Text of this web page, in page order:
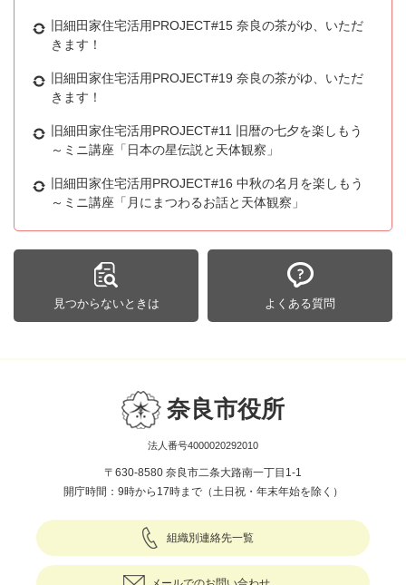
旧細田家住宅活用PROJECT#15 奈良の茶がゆ、いただ
きます！
旧細田家住宅活用PROJECT#19 奈良の茶がゆ、いただ
きます！
旧細田家住宅活用PROJECT#11 旧暦の七夕を楽しもう
～ミニ講座「日本の星伝説と天体観察」
旧細田家住宅活用PROJECT#16 中秋の名月を楽しもう
～ミニ講座「月にまつわるお話と天体観察」
見つからないときは よくある質問
奈良市役所
法人番号4000020292010
〒630-8580 奈良市二条大路南一丁目1-1
開庁時間：9時から17時まで（土日祝・年末年始を除く）
組織別連絡先一覧